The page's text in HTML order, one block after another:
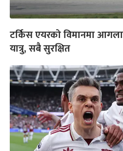
टर्किस एयरको विमानमा
यात्रु, सबै सुरक्षित